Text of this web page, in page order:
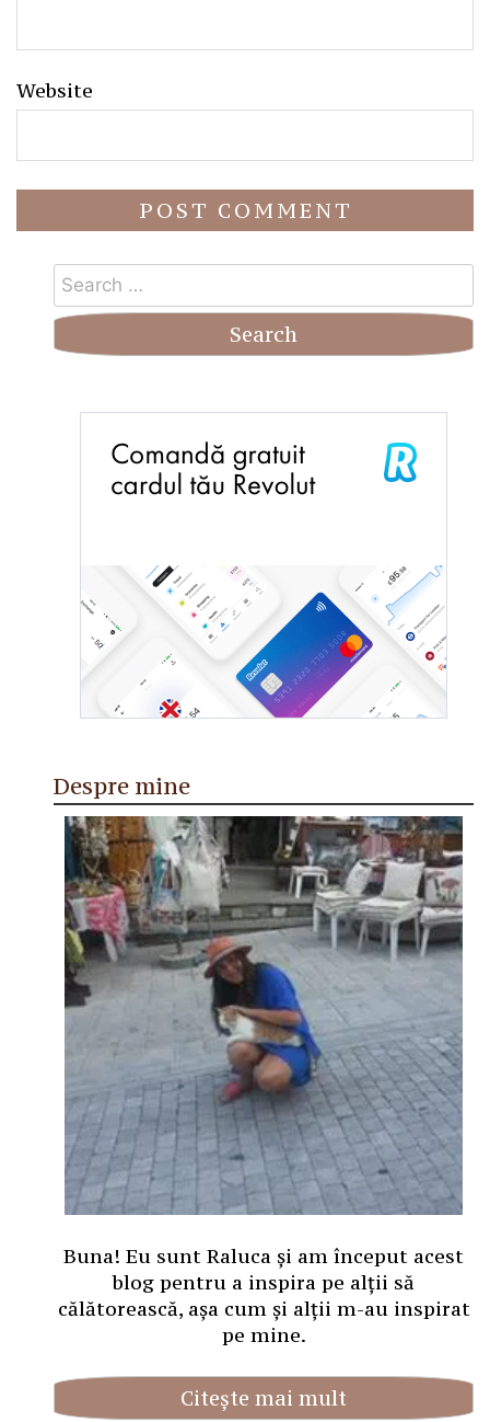
Website
Search
for:
Despre mine
Buna! Eu sunt Raluca și am început acest
blog pentru a inspira pe alții să
călătorească, așa cum și alții m-au inspirat
pe mine.
Citește mai mult